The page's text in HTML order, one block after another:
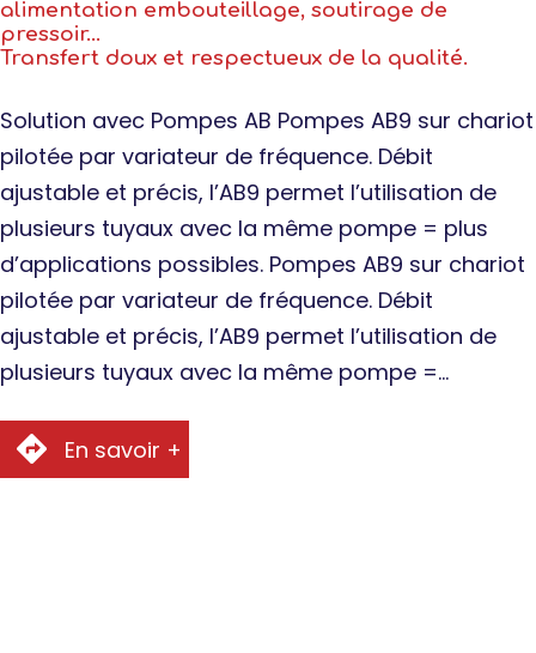
alimentation embouteillage, soutirage de
pressoir…
Transfert doux et respectueux de la qualité.
Solution avec Pompes AB Pompes AB9 sur chariot
pilotée par variateur de fréquence. Débit
ajustable et précis, l’AB9 permet l’utilisation de
plusieurs tuyaux avec la même pompe = plus
d’applications possibles. Pompes AB9 sur chariot
pilotée par variateur de fréquence. Débit
ajustable et précis, l’AB9 permet l’utilisation de
plusieurs tuyaux avec la même pompe =…
En savoir +